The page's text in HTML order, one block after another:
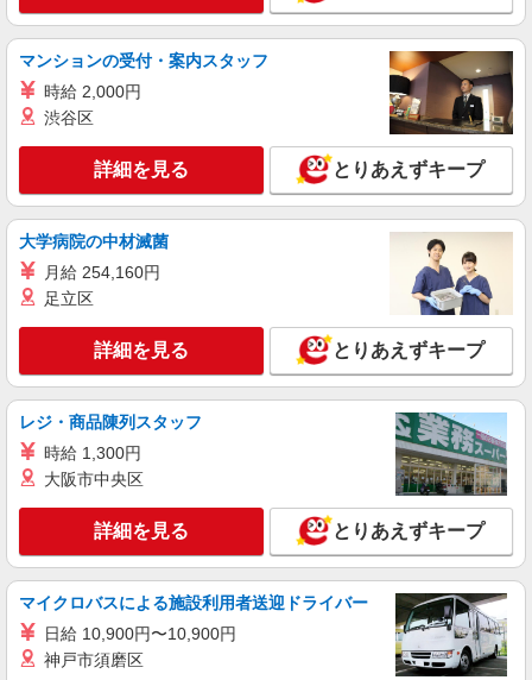
マンションの受付・案内スタッフ
時給 2,000円
渋谷区
詳細を見る とりあえずキープ
大学病院の中材滅菌
月給 254,160円
足立区
詳細を見る とりあえずキープ
レジ・商品陳列スタッフ
時給 1,300円
大阪市中央区
詳細を見る とりあえずキープ
マイクロバスによる施設利用者送迎ドライバー
日給 10,900円〜10,900円
神戸市須磨区